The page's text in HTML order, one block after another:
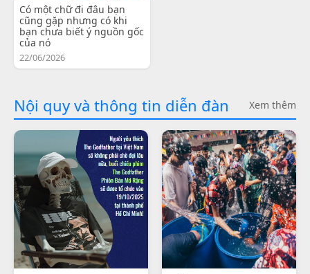
Có một chữ đi đâu bạn
cũng gặp nhưng có khi
bạn chưa biết ý nguồn gốc
của nó
22/06/2026
Nội quy và thông tin diễn đàn Xem thêm